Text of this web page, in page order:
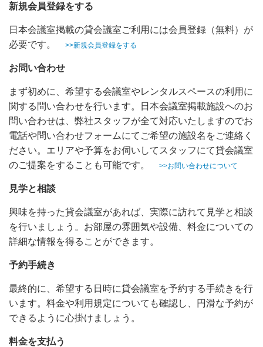
新規会員登録をする
日本会議室掲載の貸会議室ご利用には会員登録（無料）が
必要です。
>>新規会員登録をする
お問い合わせ
まず初めに、希望する会議室やレンタルスペースの利用に
関する問い合わせを行います。日本会議室掲載施設へのお
問い合わせは、弊社スタッフが全て対応いたしますのでお
電話や問い合わせフォームにてご希望の施設名をご連絡く
ださい。エリアや予算をお伺いしてスタッフにて貸会議室
のご提案をすることも可能です。
>>お問い合わせについて
見学と相談
興味を持った貸会議室があれば、実際に訪れて見学と相談
を行いましょう。お部屋の雰囲気や設備、料金についての
詳細な情報を得ることができます。
予約手続き
最終的に、希望する日時に貸会議室を予約する手続きを行
います。料金や利用規定についても確認し、円滑な予約が
できるように心掛けましょう。
料金を支払う